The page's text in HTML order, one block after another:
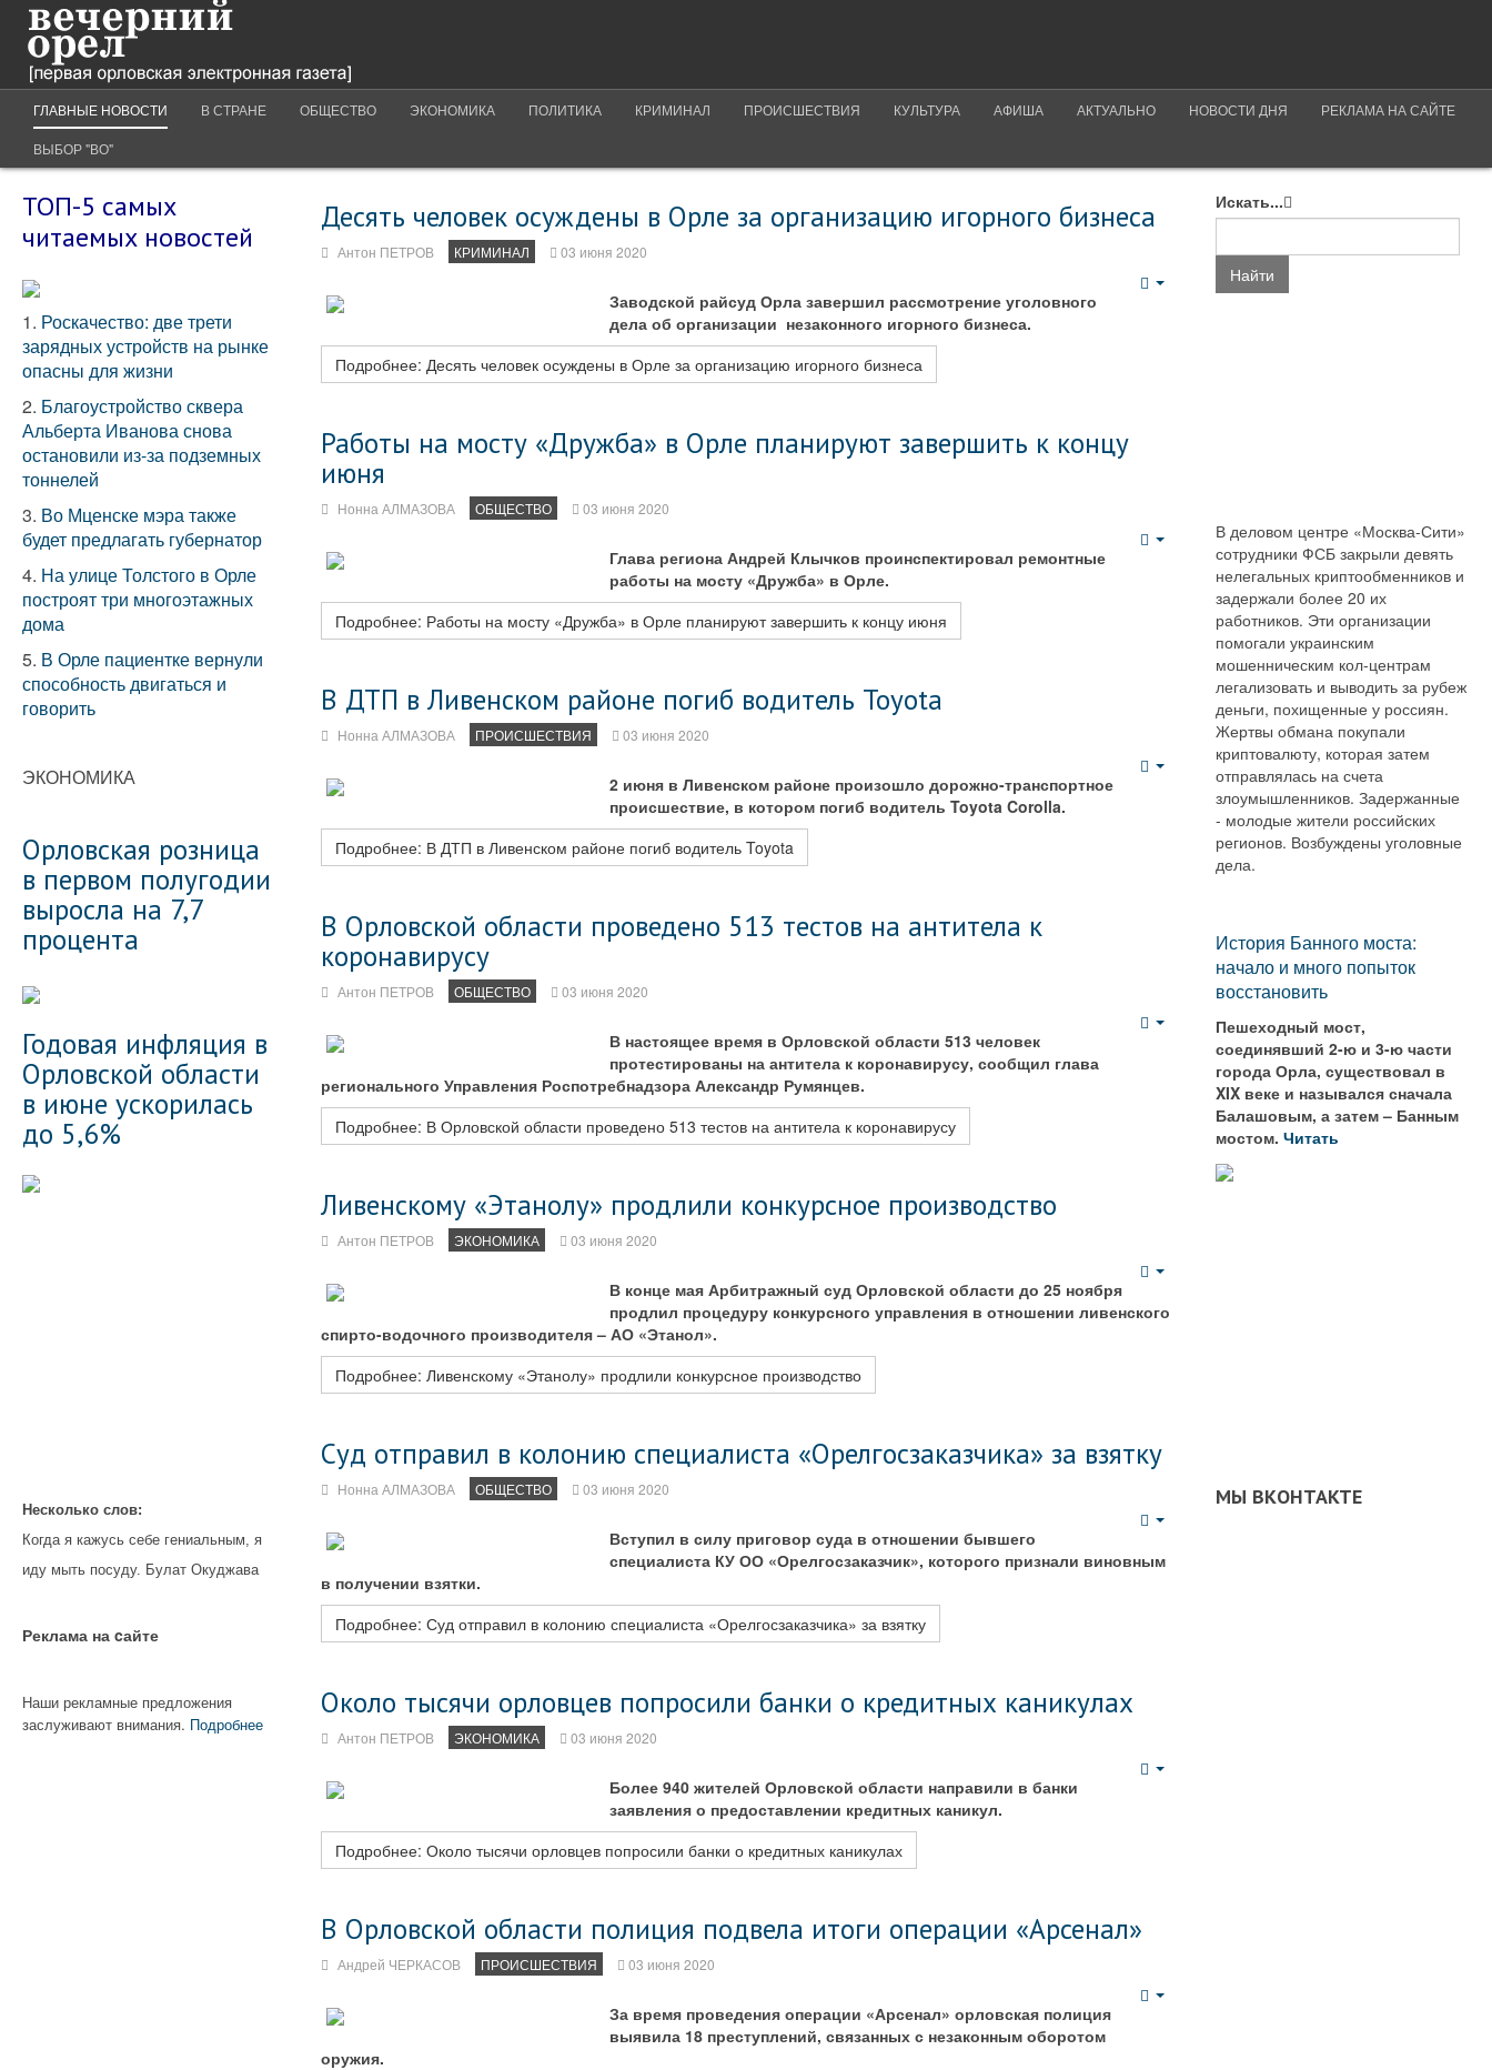
ГЛАВНЫЕ НОВОСТИ В СТРАНЕ ОБЩЕСТВО ЭКОНОМИКА ПОЛИТИКА КРИМИНАЛ ПРОИСШЕСТВИЯ КУЛЬТУРА АФИША АКТУАЛЬНО НОВОСТИ ДНЯ РЕКЛАМА НА САЙТЕ
ВЫБОР "ВО"
Десять человек осуждены в Орле за организацию игорного бизнеса
Антон ПЕТРОВ КРИМИНАЛ 03 июня 2020
Заводской райсуд Орла завершил рассмотрение уголовного
дела об организации незаконного игорного бизнеса.
Подробнее: Десять человек осуждены в Орле за организацию игорного бизнеса
Работы на мосту «Дружба» в Орле планируют завершить к концу
июня
Нонна АЛМАЗОВА ОБЩЕСТВО 03 июня 2020
Глава региона Андрей Клычков проинспектировал ремонтные
работы на мосту «Дружба» в Орле.
Подробнее: Работы на мосту «Дружба» в Орле планируют завершить к концу июня
В ДТП в Ливенском районе погиб водитель Toyota
Нонна АЛМАЗОВА ПРОИСШЕСТВИЯ 03 июня 2020
2 июня в Ливенском районе произошло дорожно-транспортное
происшествие, в котором погиб водитель Toyota Corolla.
Подробнее: В ДТП в Ливенском районе погиб водитель Toyota
В Орловской области проведено 513 тестов на антитела к
коронавирусу
Антон ПЕТРОВ ОБЩЕСТВО 03 июня 2020
В настоящее время в Орловской области 513 человек
протестированы на антитела к коронавирусу, сообщил глава
регионального Управления Роспотребнадзора Александр Румянцев.
Подробнее: В Орловской области проведено 513 тестов на антитела к коронавирусу
Ливенскому «Этанолу» продлили конкурсное производство
Антон ПЕТРОВ ЭКОНОМИКА 03 июня 2020
В конце мая Арбитражный суд Орловской области до 25 ноября
продлил процедуру конкурсного управления в отношении ливенского
спирто-водочного производителя – АО «Этанол».
Подробнее: Ливенскому «Этанолу» продлили конкурсное производство
Суд отправил в колонию специалиста «Орелгосзаказчика» за взятку
Нонна АЛМАЗОВА ОБЩЕСТВО 03 июня 2020
Вступил в силу приговор суда в отношении бывшего
специалиста КУ ОО «Орелгосзаказчик», которого признали виновным
в получении взятки.
Подробнее: Суд отправил в колонию специалиста «Орелгосзаказчика» за взятку
Около тысячи орловцев попросили банки о кредитных каникулах
Антон ПЕТРОВ ЭКОНОМИКА 03 июня 2020
Более 940 жителей Орловской области направили в банки
заявления о предоставлении кредитных каникул.
Подробнее: Около тысячи орловцев попросили банки о кредитных каникулах
В Орловской области полиция подвела итоги операции «Арсенал»
Андрей ЧЕРКАСОВ ПРОИСШЕСТВИЯ 03 июня 2020
За время проведения операции «Арсенал» орловская полиция
выявила 18 преступлений, связанных с незаконным оборотом
оружия.
ТОП-5 самых
читаемых новостей
1. Роскачество: две трети
зарядных устройств на рынке
опасны для жизни
2. Благоустройство сквера
Альберта Иванова снова
остановили из-за подземных
тоннелей
3. Во Мценске мэра также
будет предлагать губернатор
4. На улице Толстого в Орле
построят три многоэтажных
дома
5. В Орле пациентке вернули
способность двигаться и
говорить
ЭКОНОМИКА
Орловская розница
в первом полугодии
выросла на 7,7
процента
Годовая инфляция в
Орловской области
в июне ускорилась
до 5,6%
Несколько слов:
Когда я кажусь себе гениальным, я
иду мыть посуду. Булат Окуджава
Реклама на cайте
Наши рекламные предложения
заслуживают внимания. Подробнее
Искать...
Найти
В деловом центре «Москва-Сити»
сотрудники ФСБ закрыли девять
нелегальных криптообменников и
задержали более 20 их
работников. Эти организации
помогали украинским
мошенническим кол-центрам
легализовать и выводить за рубеж
деньги, похищенные у россиян.
Жертвы обмана покупали
криптовалюту, которая затем
отправлялась на счета
злоумышленников. Задержанные
- молодые жители российских
регионов. Возбуждены уголовные
дела.
История Банного моста:
начало и много попыток
восстановить
Пешеходный мост,
соединявший 2-ю и 3-ю части
города Орла, существовал в
XIX веке и назывался сначала
Балашовым, а затем – Банным
мостом.Читать
МЫ ВКОНТАКТЕ